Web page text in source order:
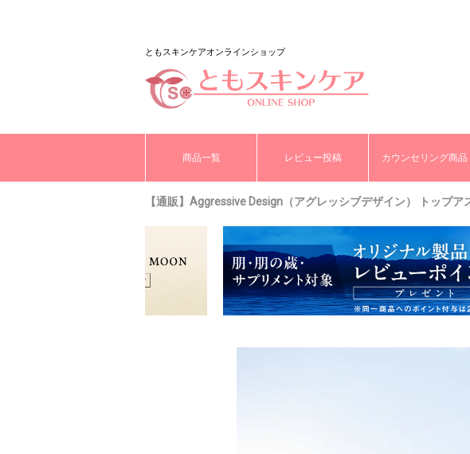
ともスキンケアオンラインショップ
商品一覧 レビュー投稿 カウンセリング商品
【通販】Aggressive Design（アグレッシブデザイン） トップ